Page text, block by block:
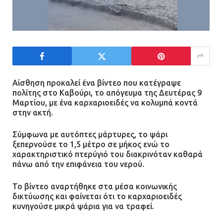
130.000 ευρώ στην Αττική
Ασπρόπυργος: Πέθανε ένας από
μεγάλης έκρηξης στο εργοστάσιο
12.07.2026 | 15:07
αστυνομικοί για τους
πυροβολισμούς κατά του 20χρονου
με αναπηρία
Ένα πουλί «υπεύθυνο» για την
πρωινή διακοπή ρεύματος στη
Αίσθηση προκαλεί ένα βίντεο που κατέγραψε
πολίτης στο Καβούρι, το απόγευμα της Δευτέρας 9
Μαρτίου, με ένα καρχαριοειδές να κολυμπά κοντά
στην ακτή.
Σύμφωνα με αυτόπτες μάρτυρες, το ψάρι
ξεπερνούσε το 1,5 μέτρο σε μήκος ενώ το
χαρακτηριστικό πτερύγιό του διακρινόταν καθαρά
πάνω από την επιφάνεια του νερού.
Το βίντεο αναρτήθηκε στα μέσα κοινωνικής
δικτύωσης και φαίνεται ότι το καρχαριοειδές
κυνηγούσε μικρά ψάρια για να τραφεί.